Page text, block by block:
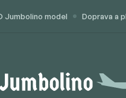
Jumbolino model Doprava a